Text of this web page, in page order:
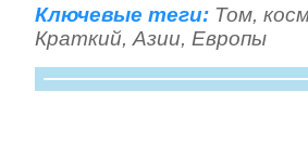
Ключевые теги: Том,
Краткий, Азии, Европы